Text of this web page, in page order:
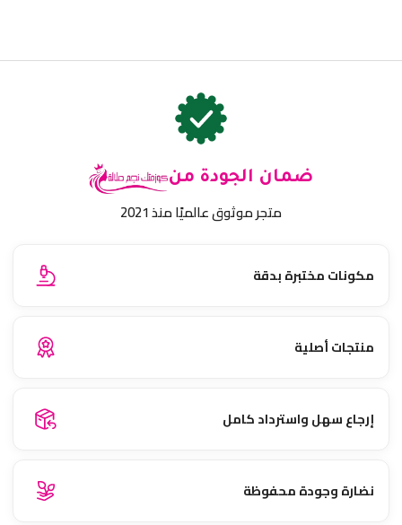
ضمان الجودة من
متجر موثوق عالميًا منذ 2021
مكونات مختبرة بدقة
منتجات أصلية
إرجاع سهل واسترداد كامل
نضارة وجودة محفوظة